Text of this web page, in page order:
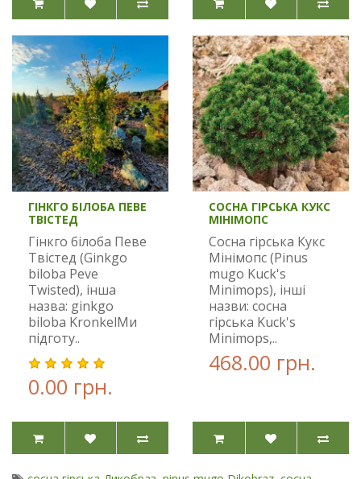
ГІНКГО БІЛОБА ПЕВЕ
ТВІСТЕД
Гінкго білоба Певе
Твістед (Ginkgo
biloba Peve
Twisted), інша
назва: ginkgo
biloba KronkelМи
підготу..
0.00 грн.
СОСНА ГІРСЬКА КУКС
МІНІМОПС
Сосна гірська Кукс
Мінімопс (Pinus
mugo Kuck's
Minimops), інші
назви: сосна
гірська Kuck's
Minimops,..
468.00 грн.